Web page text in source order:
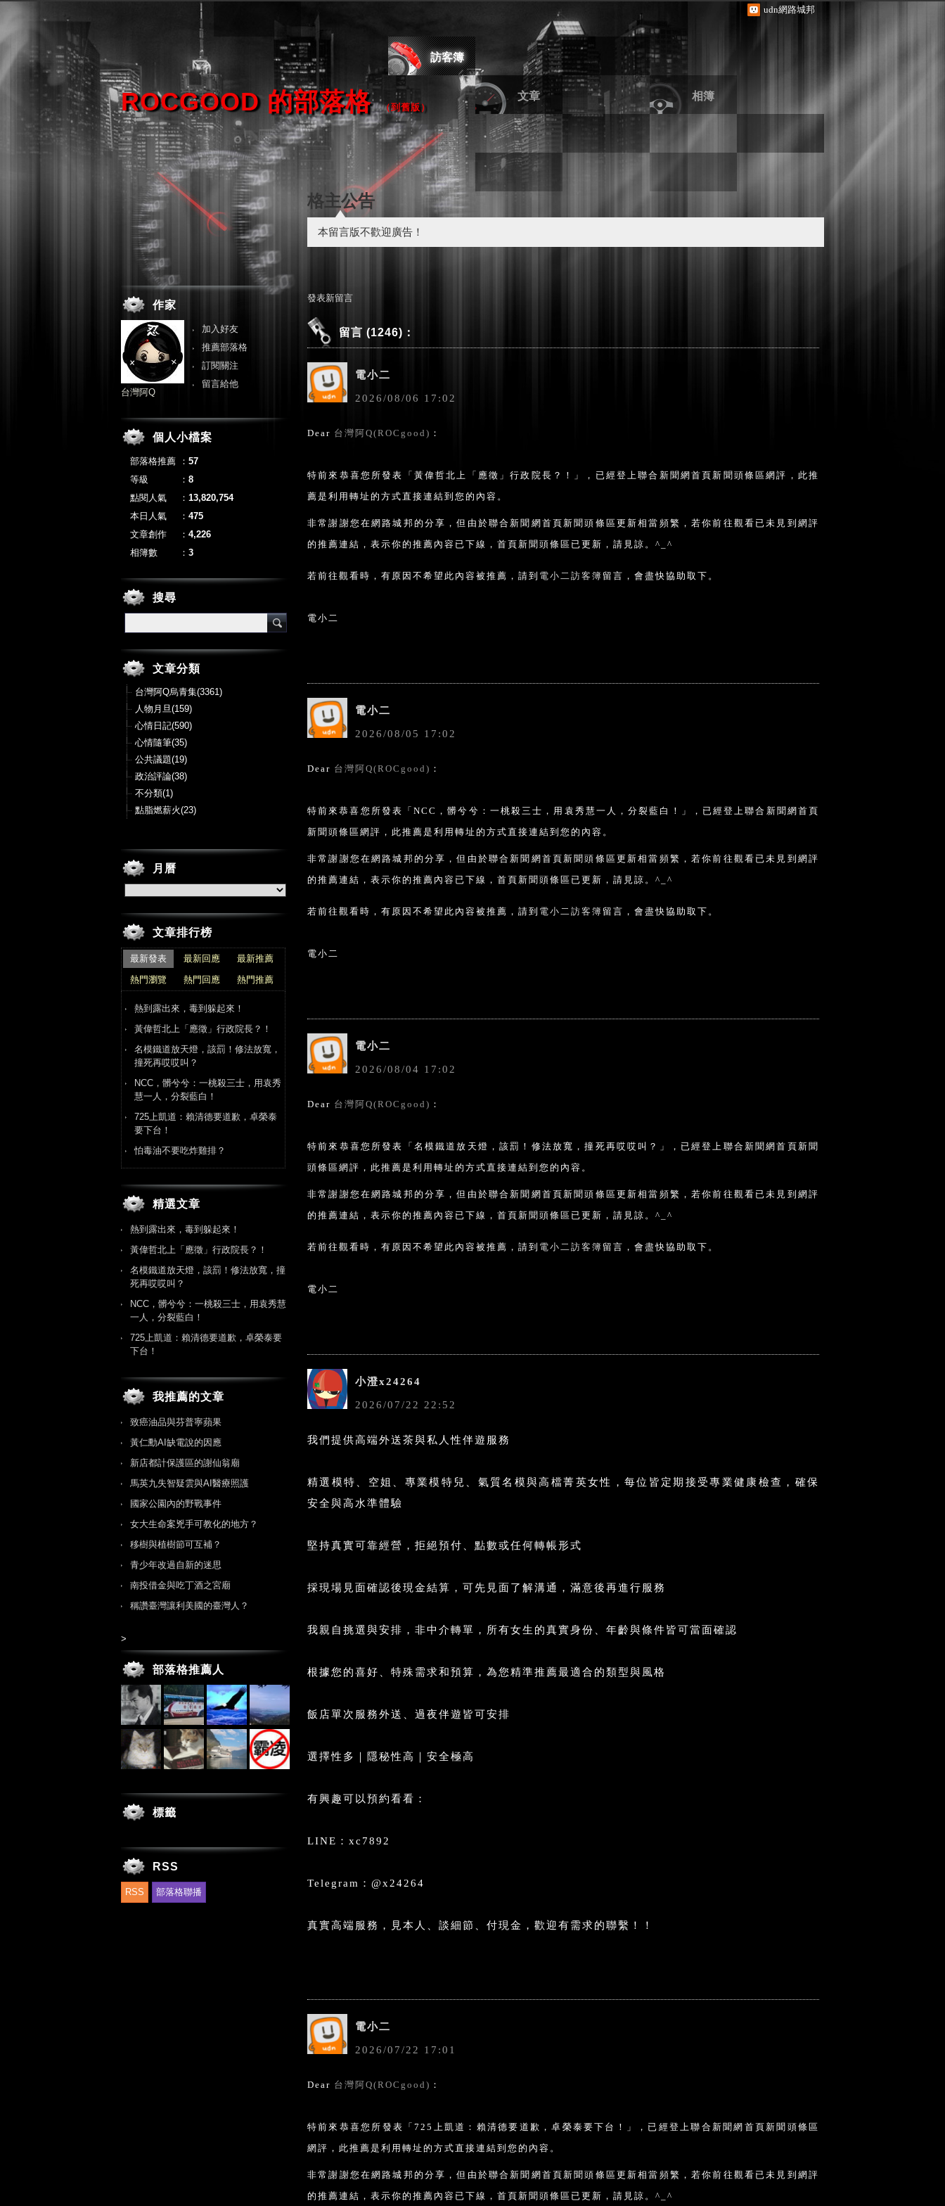
udn網路城邦
ROCGOOD 的部落格（到舊版）
文章 相簿
訪客簿
格主公告
本留言版不歡迎廣告！
發表新留言
留言 (1246)：
電小二
2026/08/06 17 :02
Dear 台灣阿Q(ROCgood) ：
特前來恭喜您所發表「黃偉哲北上「應徵」行政院長？！」，已經登上聯合新聞網首頁新聞頭條區網評，此推
薦是利用轉址的方式直接連結到您的內容。
非常謝謝您在網路城邦的分享，但由於聯合新聞網首頁新聞頭條區更新相當頻繁，若你前往觀看已未見到網評
的推薦連結，表示你的推薦內容已下線，首頁新聞頭條區已更新，請見諒。^_^
若前往觀看時，有原因不希望此內容被推薦，請到 電小二訪客簿 留言，會盡快協助取下。
電小二
電小二
2026/08/05 17 :02
Dear 台灣阿Q(ROCgood) ：
特前來恭喜您所發表「NCC，髒兮兮：一桃殺三士，用袁秀慧一人，分裂藍白！」，已經登上聯合新聞網首頁
新聞頭條區網評，此推薦是利用轉址的方式直接連結到您的內容。
非常謝謝您在網路城邦的分享，但由於聯合新聞網首頁新聞頭條區更新相當頻繁，若你前往觀看已未見到網評
的推薦連結，表示你的推薦內容已下線，首頁新聞頭條區已更新，請見諒。^_^
若前往觀看時，有原因不希望此內容被推薦，請到 電小二訪客簿 留言，會盡快協助取下。
電小二
電小二
2026/08/04 17 :02
Dear 台灣阿Q(ROCgood) ：
特前來恭喜您所發表「名模鐵道放天燈，該罰！修法放寬，撞死再哎哎叫？」，已經登上聯合新聞網首頁新聞
頭條區網評，此推薦是利用轉址的方式直接連結到您的內容。
非常謝謝您在網路城邦的分享，但由於聯合新聞網首頁新聞頭條區更新相當頻繁，若你前往觀看已未見到網評
的推薦連結，表示你的推薦內容已下線，首頁新聞頭條區已更新，請見諒。^_^
若前往觀看時，有原因不希望此內容被推薦，請到 電小二訪客簿 留言，會盡快協助取下。
電小二
小澄x24264
2026/07/22 22 : 52
我們提供高端外送茶與私人性伴遊服務
精選模特、空姐、專業模特兒、氣質名模與高檔菁英女性，每位皆定期接受專業健康檢查，確保
安全與高水準體驗
堅持真實可靠經營，拒絕預付、點數或任何轉帳形式
採現場見面確認後現金結算，可先見面了解溝通，滿意後再進行服務
我親自挑選與安排，非中介轉單，所有女生的真實身份、年齡與條件皆可當面確認
根據您的喜好、特殊需求和預算，為您精準推薦最適合的類型與風格
飯店單次服務外送、過夜伴遊皆可安排
選擇性多｜隱秘性高｜安全極高
有興趣可以預約看看：
LINE：xc7892
Telegram：@x24264
真實高端服務，見本人、談細節、付現金，歡迎有需求的聯繫！！
電小二
2026/07/22 17 :01
Dear 台灣阿Q(ROCgood) ：
特前來恭喜您所發表「725上凱道：賴清德要道歉，卓榮泰要下台！」，已經登上聯合新聞網首頁新聞頭條區
網評，此推薦是利用轉址的方式直接連結到您的內容。
非常謝謝您在網路城邦的分享，但由於聯合新聞網首頁新聞頭條區更新相當頻繁，若你前往觀看已未見到網評
的推薦連結，表示你的推薦內容已下線，首頁新聞頭條區已更新，請見諒。^_^
作家
加入好友
推薦部落格
訂閱關注
留言給他
台灣阿Q
個人小檔案
部落格推薦 ： 57
等級
： 8
點閱人氣
： 13,820,754
本日人氣
： 475
文章創作
： 4,226
相簿數
： 3
搜尋
文章分類
台灣阿Q烏青集(3361)
人物月旦(159)
心情日記(590)
心情隨筆(35)
公共議題(19)
政治評論(38)
不分類(1)
點脂燃薪火(23)
月曆
文章排行榜
最新發表 最新回應
最新推薦
熱門瀏覽
熱門回應 熱門推薦
熱到露出來，毒到躲起來！
黃偉哲北上「應徵」行政院長？！
名模鐵道放天燈，該罰！修法放寬，
撞死再哎哎叫？
NCC，髒兮兮：一桃殺三士，用袁秀
慧一人，分裂藍白！
725上凱道：賴清德要道歉，卓榮泰
要下台！
怕毒油不要吃炸雞排？
精選文章
熱到露出來，毒到躲起來！
黃偉哲北上「應徵」行政院長？！
名模鐵道放天燈，該罰！修法放寬，撞
死再哎哎叫？
NCC，髒兮兮：一桃殺三士，用袁秀慧
一人，分裂藍白！
725上凱道：賴清德要道歉，卓榮泰要
下台！
我推薦的文章
致癌油品與芬普寧蘋果
黃仁勳AI缺電說的因應
新店都計保護區的謝仙翁廟
馬英九失智疑雲與AI醫療照護
國家公園內的野戰事件
女大生命案兇手可教化的地方？
移樹與植樹節可互補？
青少年改過自新的迷思
南投借金與吃丁酒之宮廟
稱讚臺灣讓利美國的臺灣人？
>
部落格推薦人
標籤
RSS
RSS 部落格聯播